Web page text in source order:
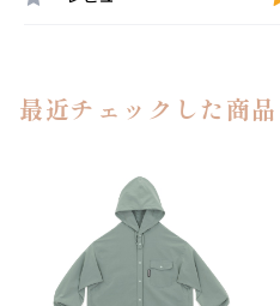
最近チェックした商品